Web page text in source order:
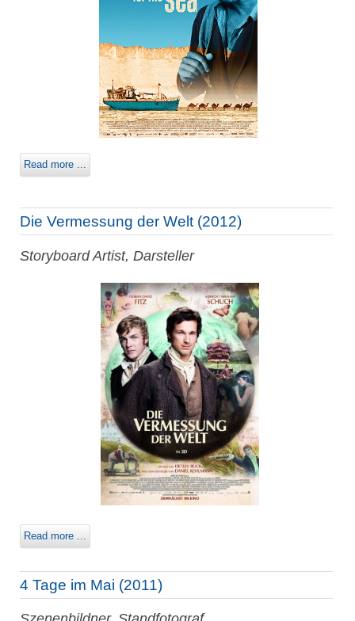
Read more ...
Die Vermessung der Welt (2012)
Storyboard Artist, Darsteller
Read more ...
4 Tage im Mai (2011)